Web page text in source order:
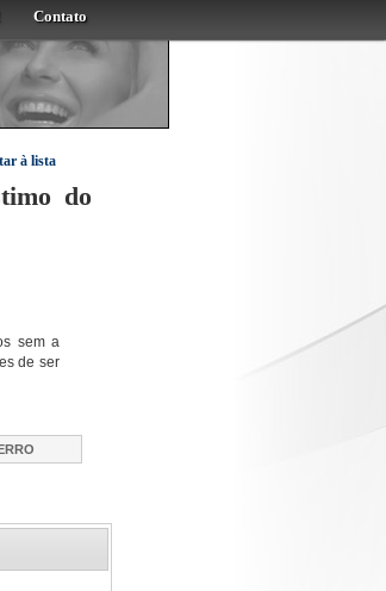
Contato
à lista
do
sem a
de ser